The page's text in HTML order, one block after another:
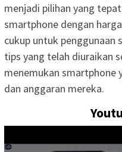
menjadi pilihan yang
smartphone dengan
cukup untuk penggunaan
tips yang telah diuraikan
menemukan smartphone
dan anggaran mereka.